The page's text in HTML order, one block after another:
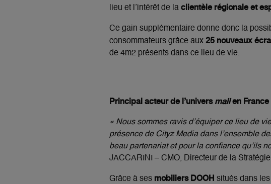
lieu et l’intérêt de laclientèle régionale et
Ce gain supplémentaire donne donc la
consommateurs grâce aux 25 nouveaux
de 4m2 présents dans ce lieu de vie.
Principal acteur de l’univers mallen France
« Nous sommes ravis d’équiper ce lieu de
présence de Cityz Media dans l’ensemble
beau partenariat et pour la confiance qu’ils
JACCARINI – CMO, Directeur de la
Grâce à ses mobiliers DOOH situés dans